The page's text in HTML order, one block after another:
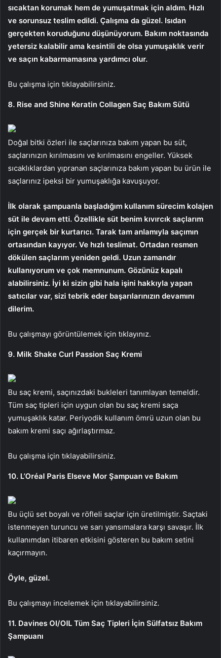
sıcaktan korumak hem de yumuşatmak için aldım. Hızlı
ve sorunsuz teslim edildi. Çalışma da güzel. Isıdan
gerçekten koruduğunu düşünüyorum. Bakım noktasında
yetersiz kalabilir ama kesintili de olsa yumuşaklık verir
ve saçın kabarmamasına yardımcı olur.
Bu çalışma için tıklayabilirsiniz.
8. Rise and Shine Keratin Collagen Saç Bakım Sütü
Doğal bitki özleri ile saçlarınıza bakım yapan bu süt,
saçlarınızın kırılmasını ve kırılmasını engeller. Yüksek
sıcaklıklardan yıpranan saçlarınıza bakım yapan bu ürün ile
saçlarınız ipeksi bir yumuşaklığa kavuşuyor.
İlk olarak şampuanla başladığım kullanım sürecim kolajen
süt ile devam etti. Özellikle süt benim kıvırcık saçlarım
için gerçek bir kurtarıcı. Tarak tam anlamıyla saçımın
ortasından kayıyor. Ve hızlı teslimat. Ortadan resmen
dökülen saçlarım yeniden geldi. Uzun zamandır
kullanıyorum ve çok memnunum. Gözünüz kapalı
alabilirsiniz. İyi ki sizin gibi hala işini hakkıyla yapan
satıcılar var, sizi tebrik eder başarılarınızın devamını
dilerim.
Bu çalışmayı görüntülemek için tıklayınız.
9. Milk Shake Curl Passion Saç Kremi
Bu saç kremi, saçınızdaki bukleleri tanımlayan temeldir.
Tüm saç tipleri için uygun olan bu saç kremi saça
yumuşaklık katar. Periyodik kullanım ömrü uzun olan bu
bakım kremi saçı ağırlaştırmaz.
Bu çalışma için tıklayabilirsiniz.
10. L’Oréal Paris Elseve Mor Şampuan ve Bakım
Bu üçlü set boyalı ve röfleli saçlar için üretilmiştir. Saçtaki
istenmeyen turuncu ve sarı yansımalara karşı savaşır. İlk
kullanımdan itibaren etkisini gösteren bu bakım setini
kaçırmayın.
Öyle, güzel.
Bu çalışmayı incelemek için tıklayabilirsiniz.
11. Davines OI/OIL Tüm Saç Tipleri İçin Sülfatsız Bakım
Şampuanı